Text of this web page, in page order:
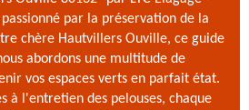
par la préservation de la
chère Hautvillers Ouville, ce guide
abordons une multitude de
vos espaces verts en parfait état.
à l'entretien des pelouses, chaque